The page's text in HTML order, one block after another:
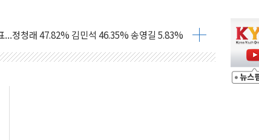
...김민석 50.30% 정청래 41.94% 송영길 7.76%
명 맞이…"마음 잇는 시간 되길"
자' 전달